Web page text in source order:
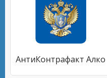
АнтиКонтрафакт Алко